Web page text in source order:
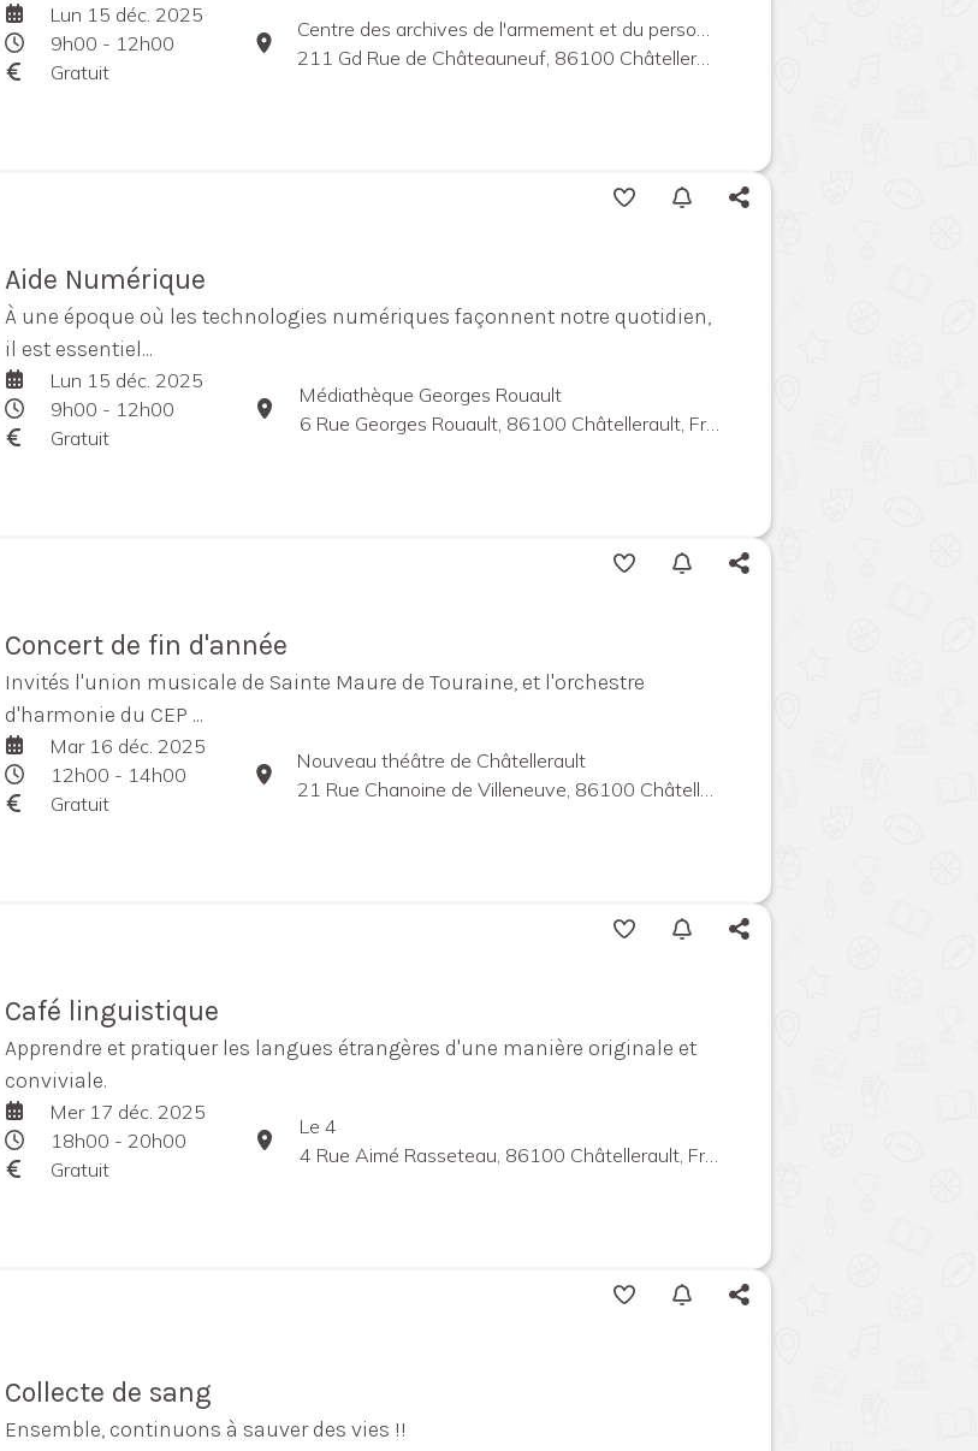
Lun 15 déc. 2025
9h00 - 12h00
Gratuit
211 Gd Rue de Châteauneuf, 86100 Châtellerault, France
Aide Numérique
À une époque où les technologies numériques façonnent notre quotidien,
il est essentiel...
Lun 15 déc. 2025
9h00 - 12h00
Gratuit
Médiathèque Georges Rouault
6 Rue Georges Rouault, 86100 Châtellerault, France
Concert de fin d'année
Invités l'union musicale de Sainte Maure de Touraine, et l'orchestre
d'harmonie du CEP ...
Mar 16 déc. 2025
12h00 - 14h00
Gratuit
Nouveau théâtre de Châtellerault
21 Rue Chanoine de Villeneuve, 86100 Châtellerault, France
Café linguistique
Apprendre et pratiquer les langues étrangères d'une manière originale et
conviviale.
Mer 17 déc. 2025
18h00 - 20h00
Gratuit
Le 4
4 Rue Aimé Rasseteau, 86100 Châtellerault, France
Collecte de sang
Ensemble, continuons à sauver des vies !!